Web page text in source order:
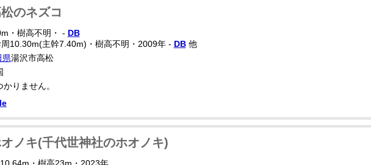
のネズコ
・樹高不明・ - DB
10.30m(主幹7.40m)・樹高不明・2009年 - DB他
県湯沢市高松
りません。
ノキ(千代世神社のホオノキ)